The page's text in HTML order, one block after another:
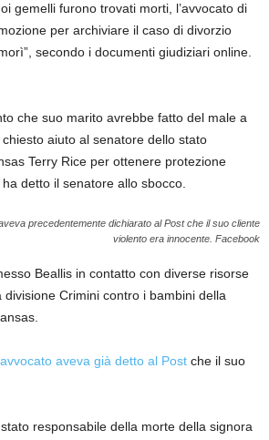
gemelli furono trovati morti, l’avvocato di
per archiviare il caso di divorzio
secondo i documenti giudiziari online.
che suo marito avrebbe fatto del male a
aiuto al senatore dello stato
Terry Rice per ottenere protezione
ha detto il senatore allo sbocco.
precedentemente dichiarato al Post che il suo cliente
violento era innocente. Facebook
Beallis in contatto con diverse risorse
Crimini contro i bambini della
aveva già detto al Post che il suo
responsabile della morte della signora